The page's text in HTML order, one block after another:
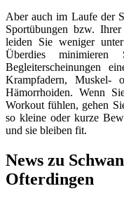
Aber auch im Laufe der
Sportübungen bzw.
leiden Sie weniger
Überdies
Begleiterscheinungen
Krampfadern, Muskel-
Hämorrhoiden. Wenn
Workout fühlen, gehen
so kleine oder kurze
und sie bleiben fit.
News zu
Ofterdingen